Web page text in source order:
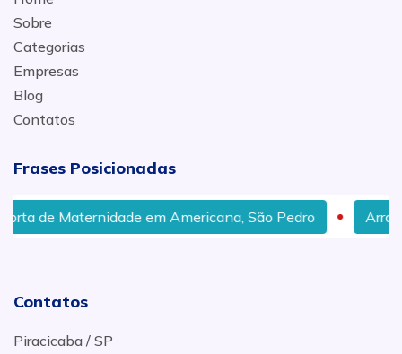
Sobre
Categorias
Empresas
Blog
Contatos
Frases Posicionadas
Americana, São Pedro Arranjo para Porta de
Contatos
Piracicaba / SP